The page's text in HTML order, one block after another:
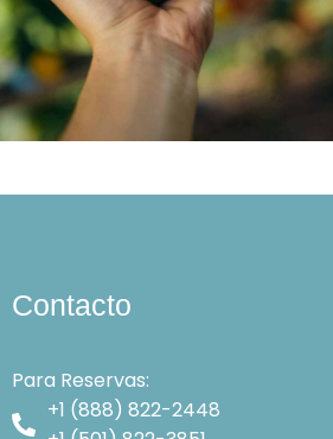
Contacto
Para Reservas:
+1 (888) 822-2448